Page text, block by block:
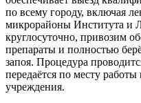
по всему городу, включая
микрорайоны Института и
круглосуточно, привозим
препараты и полностью
запоя. Процедура
передаётся по месту
учреждения.